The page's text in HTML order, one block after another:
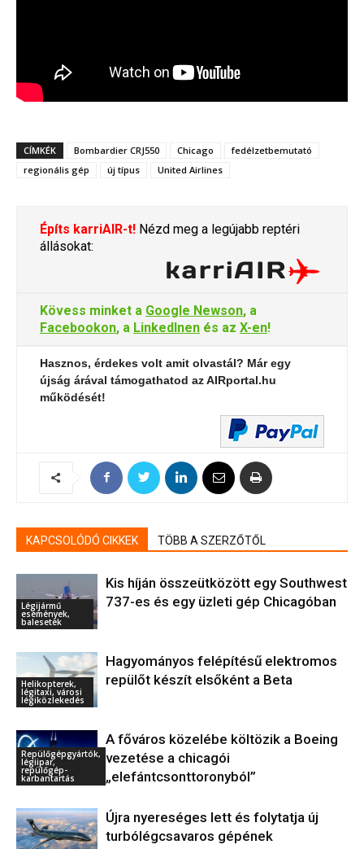
CÍMKÉK Bombardier CRJ550 Chicago
fedélzetbemutató
regionális gép
új típus United Airlines
Építs karriAIR-t! Nézd meg a legújabb reptéri
állásokat:
Kövess minket a Google Newson, a
Facebookon, a LinkedInen és az X-en!
Hasznos, érdekes volt amit olvastál? Már egy
újság árával támogathatod az AIRportal.hu
működését!
KAPCSOLÓDÓ CIKKEK TÖBB A SZERZŐTŐL
Légijármű
események,
balesetek
Kis híján összeütközött egy Southwest
737-es és egy üzleti gép Chicagóban
Helikopterek,
légitaxi, városi
légiközlekedés
Hagyományos felépítésű elektromos
repülőt készít elsőként a Beta
Repülőgépgyártók,
légiipar,
repülőgép-
karbantartás
A főváros közelébe költözik a Boeing
vezetése a chicagói
„elefántcsonttoronyból”
Újra nyereséges lett és folytatja új
turbólégcsavaros gépének